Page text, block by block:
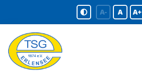
A- A A+